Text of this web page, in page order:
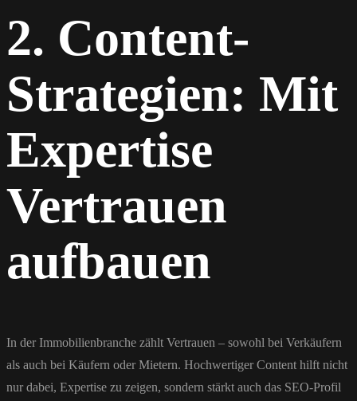
2. Content-
Strategien: Mit
Expertise
Vertrauen
aufbauen
In der Immobilienbranche zählt Vertrauen – sowohl bei Verkäufern
als auch bei Käufern oder Mietern. Hochwertiger Content hilft nicht
nur dabei, Expertise zu zeigen, sondern stärkt auch das SEO-Profil